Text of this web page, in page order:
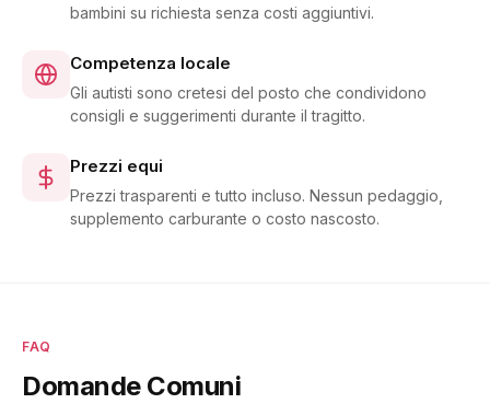
bambini su richiesta senza costi aggiuntivi.
Competenza locale
Gli autisti sono cretesi del posto che condividono
consigli e suggerimenti durante il tragitto.
Prezzi equi
Prezzi trasparenti e tutto incluso. Nessun pedaggio,
supplemento carburante o costo nascosto.
FAQ
Domande Comuni